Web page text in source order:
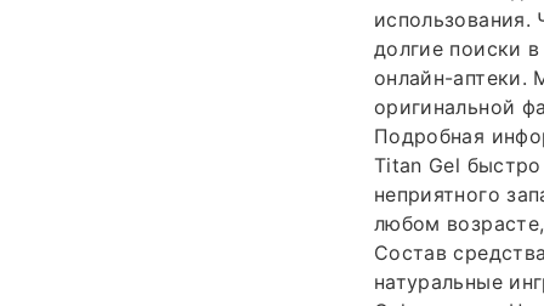
использования.
долгие поиски
онлайн-аптеки.
оригинальной
Подробная
Titan Gel
неприятного
любом
Состав
натуральные